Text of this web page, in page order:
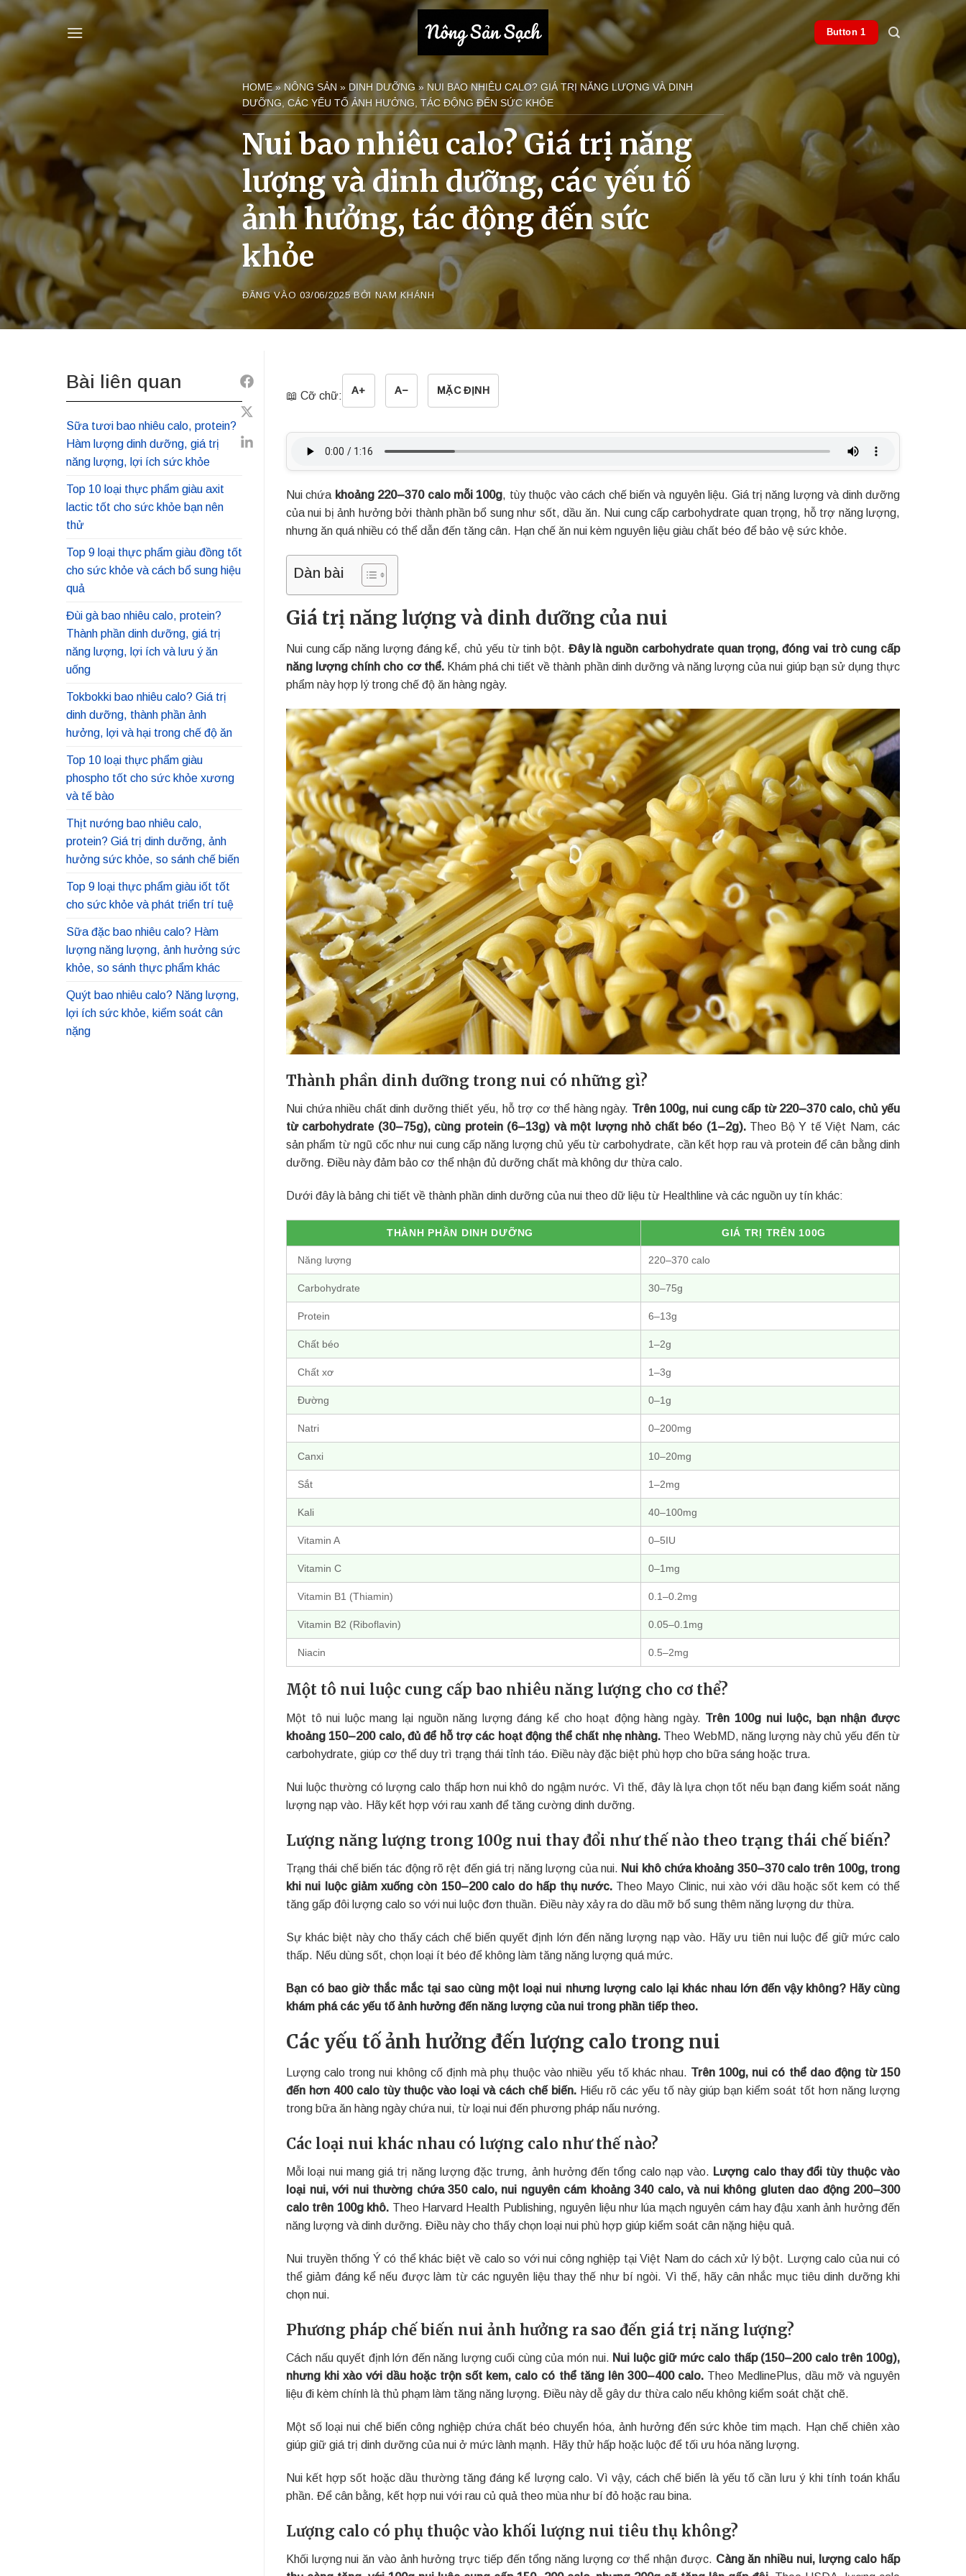
Bỏ
nội
dung
Button 1
HOME» NÔNG SẢN » DINH DƯỠNG » NUI BAO NHIÊU CALO? GIÁ TRỊ NĂNG LƯỢNG VÀ DINH
DƯỠNG, CÁC YẾU TỐ ẢNH HƯỞNG, TÁC ĐỘNG ĐẾN SỨC KHỎE
Nui bao nhiêu calo? Giá trị năng
lượng và dinh dưỡng, các yếu tố
ảnh hưởng, tác động đến sức
khỏe
ĐĂNG VÀO 03/06/2025 BỞINAM KHÁNH
Bài liên quan
Sữa tươi bao nhiêu calo, protein?
Hàm lượng dinh dưỡng, giá trị
năng lượng, lợi ích sức khỏe
Top 10 loại thực phẩm giàu axit
lactic tốt cho sức khỏe bạn nên
thử
Top 9 loại thực phẩm giàu đồng tốt
cho sức khỏe và cách bổ sung hiệu
quả
Đùi gà bao nhiêu calo, protein?
Thành phần dinh dưỡng, giá trị
năng lượng, lợi ích và lưu ý ăn
uống
Tokbokki bao nhiêu calo? Giá trị
dinh dưỡng, thành phần ảnh
hưởng, lợi và hại trong chế độ ăn
Top 10 loại thực phẩm giàu
phospho tốt cho sức khỏe xương
và tế bào
Thịt nướng bao nhiêu calo,
protein? Giá trị dinh dưỡng, ảnh
hưởng sức khỏe, so sánh chế biến
Top 9 loại thực phẩm giàu iốt tốt
cho sức khỏe và phát triển trí tuệ
Sữa đặc bao nhiêu calo? Hàm
lượng năng lượng, ảnh hưởng sức
khỏe, so sánh thực phẩm khác
Quýt bao nhiêu calo? Năng lượng,
lợi ích sức khỏe, kiểm soát cân
nặng
📖 Cỡ chữ: A+ A− MẶC ĐỊNH
Nui chứa khoảng 220–370 calo mỗi 100g, tùy thuộc vào cách chế biến và nguyên liệu. Giá trị năng lượng và dinh dưỡng
của nui bị ảnh hưởng bởi thành phần bổ sung như sốt, dầu ăn. Nui cung cấp carbohydrate quan trọng, hỗ trợ năng lượng,
nhưng ăn quá nhiều có thể dẫn đến tăng cân. Hạn chế ăn nui kèm nguyên liệu giàu chất béo để bảo vệ sức khỏe.
Dàn bài
Giá trị năng lượng và dinh dưỡng của nui
Nui cung cấp năng lượng đáng kể, chủ yếu từ tinh bột. Đây là nguồn carbohydrate quan trọng, đóng vai trò cung cấp
năng lượng chính cho cơ thể.Khám phá chi tiết về thành phần dinh dưỡng và năng lượng của nui giúp bạn sử dụng thực
phẩm này hợp lý trong chế độ ăn hàng ngày.
Thành phần dinh dưỡng trong nui có những gì?
Nui chứa nhiều chất dinh dưỡng thiết yếu, hỗ trợ cơ thể hàng ngày. Trên 100g, nui cung cấp từ 220–370 calo, chủ yếu
từ carbohydrate (30–75g), cùng protein (6–13g) và một lượng nhỏ chất béo (1–2g).Theo Bộ Y tế Việt Nam, các
sản phẩm từ ngũ cốc như nui cung cấp năng lượng chủ yếu từ carbohydrate, cần kết hợp rau và protein để cân bằng dinh
dưỡng. Điều này đảm bảo cơ thể nhận đủ dưỡng chất mà không dư thừa calo.
Dưới đây là bảng chi tiết về thành phần dinh dưỡng của nui theo dữ liệu từ Healthline và các nguồn uy tín khác:
THÀNH PHẦN DINH DƯỠNG GIÁ TRỊ TRÊN 100G
Năng lượng 220–370 calo
Carbohydrate 30–75g
Protein 6–13g
Chất béo 1–2g
Chất xơ 1–3g
Đường 0–1g
Natri 0–200mg
Canxi 10–20mg
Sắt 1–2mg
Kali 40–100mg
Vitamin A 0–5IU
Vitamin C 0–1mg
Vitamin B1 (Thiamin) 0.1–0.2mg
Vitamin B2 (Riboflavin) 0.05–0.1mg
Niacin 0.5–2mg
Một tô nui luộc cung cấp bao nhiêu năng lượng cho cơ thể?
Một tô nui luộc mang lại nguồn năng lượng đáng kể cho hoạt động hàng ngày. Trên 100g nui luộc, bạn nhận được
khoảng 150–200 calo, đủ để hỗ trợ các hoạt động thể chất nhẹ nhàng. Theo WebMD, năng lượng này chủ yếu đến từ
carbohydrate, giúp cơ thể duy trì trạng thái tỉnh táo. Điều này đặc biệt phù hợp cho bữa sáng hoặc trưa.
Nui luộc thường có lượng calo thấp hơn nui khô do ngậm nước. Vì thế, đây là lựa chọn tốt nếu bạn đang kiểm soát năng
lượng nạp vào. Hãy kết hợp với rau xanh để tăng cường dinh dưỡng.
Lượng năng lượng trong 100g nui thay đổi như thế nào theo trạng thái chế biến?
Trạng thái chế biến tác động rõ rệt đến giá trị năng lượng của nui. Nui khô chứa khoảng 350–370 calo trên 100g, trong
khi nui luộc giảm xuống còn 150–200 calo do hấp thụ nước.Theo Mayo Clinic, nui xào với dầu hoặc sốt kem có thể
tăng gấp đôi lượng calo so với nui luộc đơn thuần. Điều này xảy ra do dầu mỡ bổ sung thêm năng lượng dư thừa.
Sự khác biệt này cho thấy cách chế biến quyết định lớn đến năng lượng nạp vào. Hãy ưu tiên nui luộc để giữ mức calo
thấp. Nếu dùng sốt, chọn loại ít béo để không làm tăng năng lượng quá mức.
Bạn có bao giờ thắc mắc tại sao cùng một loại nui nhưng lượng calo lại khác nhau lớn đến vậy không? Hãy cùng
khám phá các yếu tố ảnh hưởng đến năng lượng của nui trong phần tiếp theo.
Các yếu tố ảnh hưởng đến lượng calo trong nui
Lượng calo trong nui không cố định mà phụ thuộc vào nhiều yếu tố khác nhau. Trên 100g, nui có thể dao động từ 150
đến hơn 400 calo tùy thuộc vào loại và cách chế biến. Hiểu rõ các yếu tố này giúp bạn kiểm soát tốt hơn năng lượng
trong bữa ăn hàng ngày chứa nui, từ loại nui đến phương pháp nấu nướng.
Các loại nui khác nhau có lượng calo như thế nào?
Mỗi loại nui mang giá trị năng lượng đặc trưng, ảnh hưởng đến tổng calo nạp vào. Lượng calo thay đổi tùy thuộc vào
loại nui, với nui thường chứa 350 calo, nui nguyên cám khoảng 340 calo, và nui không gluten dao động 200–300
calo trên 100g khô. Theo Harvard Health Publishing, nguyên liệu như lúa mạch nguyên cám hay đậu xanh ảnh hưởng đến
năng lượng và dinh dưỡng. Điều này cho thấy chọn loại nui phù hợp giúp kiểm soát cân nặng hiệu quả.
Nui truyền thống Ý có thể khác biệt về calo so với nui công nghiệp tại Việt Nam do cách xử lý bột. Lượng calo của nui có
thể giảm đáng kể nếu được làm từ các nguyên liệu thay thế như bí ngòi. Vì thế, hãy cân nhắc mục tiêu dinh dưỡng khi
chọn nui.
Phương pháp chế biến nui ảnh hưởng ra sao đến giá trị năng lượng?
Cách nấu quyết định lớn đến năng lượng cuối cùng của món nui. Nui luộc giữ mức calo thấp (150–200 calo trên 100g),
nhưng khi xào với dầu hoặc trộn sốt kem, calo có thể tăng lên 300–400 calo.Theo MedlinePlus, dầu mỡ và nguyên
liệu đi kèm chính là thủ phạm làm tăng năng lượng. Điều này dễ gây dư thừa calo nếu không kiểm soát chặt chẽ.
Một số loại nui chế biến công nghiệp chứa chất béo chuyển hóa, ảnh hưởng đến sức khỏe tim mạch. Hạn chế chiên xào
giúp giữ giá trị dinh dưỡng của nui ở mức lành mạnh. Hãy thử hấp hoặc luộc để tối ưu hóa năng lượng.
Nui kết hợp sốt hoặc dầu thường tăng đáng kể lượng calo. Vì vậy, cách chế biến là yếu tố cần lưu ý khi tính toán khẩu
phần. Để cân bằng, kết hợp nui với rau củ quả theo mùa như bí đỏ hoặc rau bina.
Lượng calo có phụ thuộc vào khối lượng nui tiêu thụ không?
Khối lượng nui ăn vào ảnh hưởng trực tiếp đến tổng năng lượng cơ thể nhận được. Càng ăn nhiều nui, lượng calo hấp
Share
to
Share
to
Share